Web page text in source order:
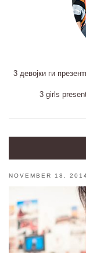
3 девојки ги
3 girls
NOVEMBER 18,